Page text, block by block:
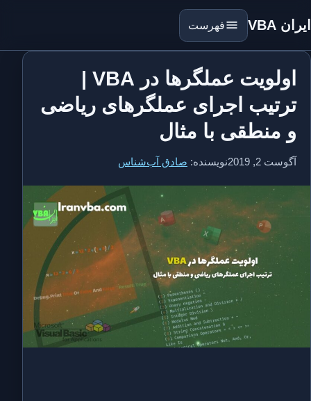
ایران VBA فهرست
اولویت عملگرها در VBA |
ترتیب اجرای عملگرهای ریاضی
و منطقی با مثال
آگوست 2, 2019 نویسنده: صادق آب‌شناس